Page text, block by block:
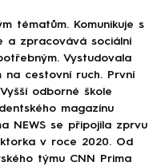
tématům. Komunikuje s
a zpracovává sociální
Vystudovala
na cestovní ruch. První
odborné škole
magazínu
NEWS se připojila zprvu
v roce 2020. Od
týmu CNN Prima